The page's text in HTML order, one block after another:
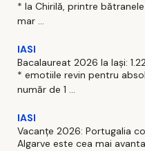
* la Chirilă, printre
mar ...
IASI
Bacalaureat 2026 la Iași:
* emotiile revin pentru
număr de 1 ...
IASI
Vacanțe 2026: Portugalia
Algarve este cea mai